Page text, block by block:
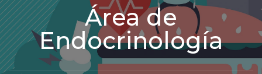
Área de
Endocrinología